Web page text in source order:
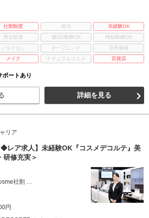
社割制度 賞与
未経験OK
男女歓迎 週3日勤務OK
時短勤務OK
ノルマなし オープニング
店長候補
メイク ナチュラルコスメ 百貨店
ポートあり
詳細を見る
リア
◆レア求人】未経験OK『コスメデコルテ』美
研修充実＞
社割 …
円